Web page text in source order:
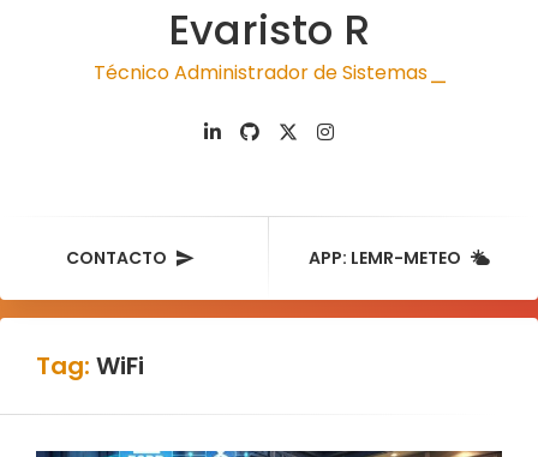
Evaristo R
Técnico Administrador de Sistemas |
CONTACTO APP: LEMR-METEO
Tag: WiFi